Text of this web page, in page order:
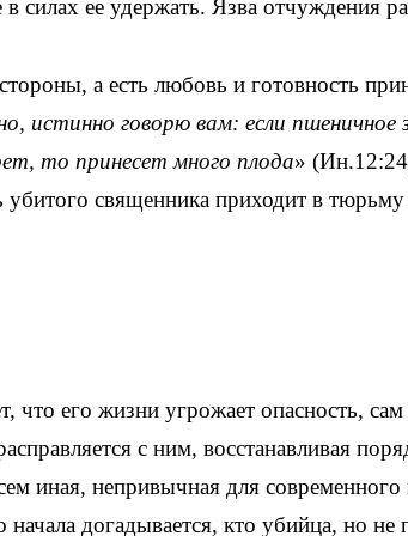
силах ее удержать. Язва отчуждения
а есть любовь и готовность
истинно говорю вам: если пшеничное
то принесет много плода»
священника приходит в
что его жизни угрожает опасность,
с ним, восстанавливая
иная, непривычная для современного
догадывается, кто убийца, но не